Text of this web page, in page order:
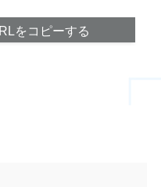
をコピーする